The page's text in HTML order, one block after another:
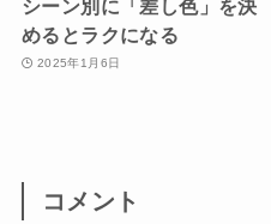
シーン別に「差し色」を決
めるとラクになる
2025年1月6日
コメント